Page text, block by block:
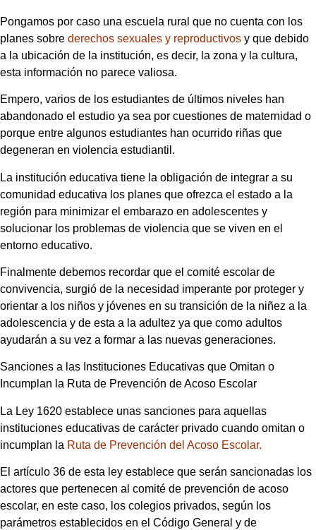
Pongamos por caso una escuela rural que no cuenta con los
planes sobre derechos sexuales y reproductivos y que debido
a la ubicación de la institución, es decir, la zona y la cultura,
esta información no parece valiosa.
Empero, varios de los estudiantes de últimos niveles han
abandonado el estudio ya sea por cuestiones de maternidad o
porque entre algunos estudiantes han ocurrido riñas que
degeneran en violencia estudiantil.
La institución educativa tiene la obligación de integrar a su
comunidad educativa los planes que ofrezca el estado a la
región para minimizar el embarazo en adolescentes y
solucionar los problemas de violencia que se viven en el
entorno educativo.
Finalmente debemos recordar que el comité escolar de
convivencia, surgió de la necesidad imperante por proteger y
orientar a los niños y jóvenes en su transición de la niñez a la
adolescencia y de esta a la adultez ya que como adultos
ayudarán a su vez a formar a las nuevas generaciones.
Sanciones a las Instituciones Educativas que Omitan o
Incumplan la Ruta de Prevención de Acoso Escolar
La Ley 1620 establece unas sanciones para aquellas
instituciones educativas de carácter privado cuando omitan o
incumplan la Ruta de Prevención del Acoso Escolar.
El artículo 36 de esta ley establece que serán sancionadas los
actores que pertenecen al comité de prevención de acoso
escolar, en este caso, los colegios privados, según los
parámetros establecidos en el Código General y de